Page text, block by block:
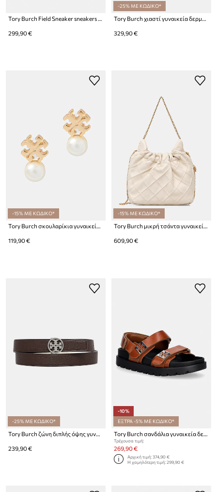
299,90 €
-25% ΜΕ ΚΩΔΙΚΟ*
329,90 €
-15% ΜΕ ΚΩΔΙΚΟ*
Tory Burch σκουλαρίκια γυναικεία από ορείχαλκο Moondance
119,90 €
-15% ΜΕ ΚΩΔΙΚΟ*
Tory Burch μικρή τσάντα γυναικεία δερμάτινη Fleming
609,90 €
-25% ΜΕ ΚΩΔΙΚΟ*
239,90 €
-10%
ΕΞΤΡΑ -5% ΜΕ ΚΩΔΙΚΟ*
Τρέχουσα τιμή:
269,90 €
Αρχική τιμή:374,90 €
Η χαμηλότερη τιμή:299,90 €